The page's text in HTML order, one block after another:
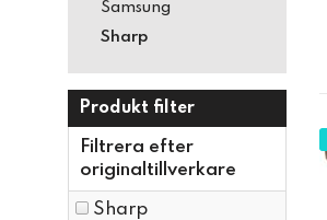
Samsung
Sharp
Produkt filter
Filtrera efter
originaltillverkare
Sharp